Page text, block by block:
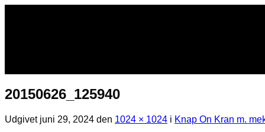
20150626_125940
Udgivet juni 29, 2024 den 1024 × 1024 i Knap On Kran m.